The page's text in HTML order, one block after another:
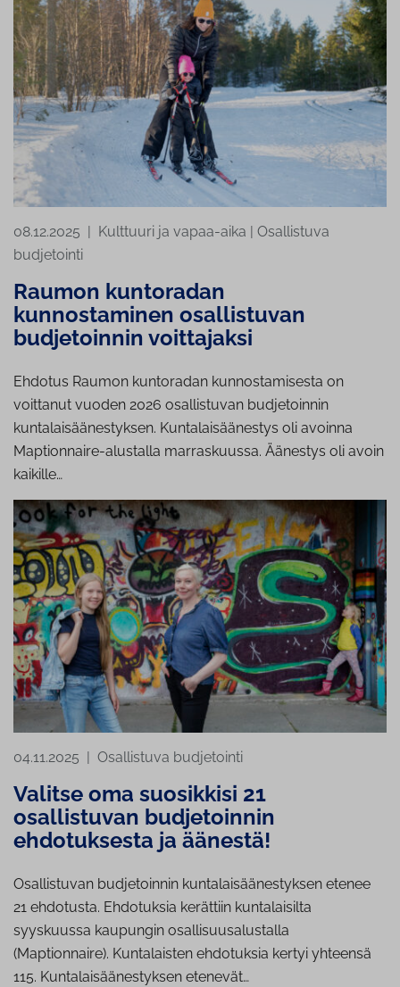
08.12.2025 | Kulttuuri ja vapaa-aika | Osallistuva
budjetointi
Raumon kuntoradan
kunnostaminen osallistuvan
budjetoinnin voittajaksi
Ehdotus Raumon kuntoradan kunnostamisesta on
voittanut vuoden 2026 osallistuvan budjetoinnin
kuntalaisäänestyksen. Kuntalaisäänestys oli avoinna
Maptionnaire-alustalla marraskuussa. Äänestys oli avoin
kaikille…
04.11.2025 Osallistuva budjetointi
Valitse oma suosikkisi 21
osallistuvan budjetoinnin
ehdotuksesta ja äänestä!
Osallistuvan budjetoinnin kuntalaisäänestyksen etenee
21 ehdotusta. Ehdotuksia kerättiin kuntalaisilta
syyskuussa kaupungin osallisuusalustalla
(Maptionnaire). Kuntalaisten ehdotuksia kertyi yhteensä
115. Kuntalaisäänestyksen etenevät…